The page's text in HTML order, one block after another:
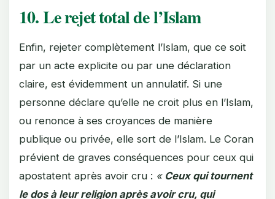
10. Le rejet total de l’Islam
Enfin, rejeter complètement l’Islam, que ce soit
par un acte explicite ou par une déclaration
claire, est évidemment un annulatif. Si une
personne déclare qu’elle ne croit plus en l’Islam,
ou renonce à ses croyances de manière
publique ou privée, elle sort de l’Islam. Le Coran
prévient de graves conséquences pour ceux qui
apostatent après avoir cru : «Ceux qui tournent
le dos à leur religion après avoir cru, qui